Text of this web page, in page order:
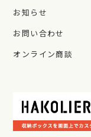
お知らせ
お問い合わせ
オンライン商談